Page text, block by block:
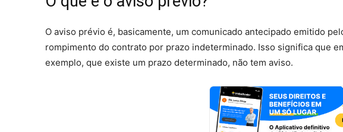
O aviso prévio é, basicamente, um comunicado antecipado emitido
rompimento do contrato por prazo indeterminado. Isso significa que
exemplo, que existe um prazo determinado, não tem aviso.